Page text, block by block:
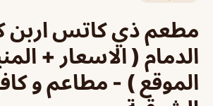
مطعم ذي كاتس اربن
الدمام ( الاسعار +
الموقع ) - مطاعم و